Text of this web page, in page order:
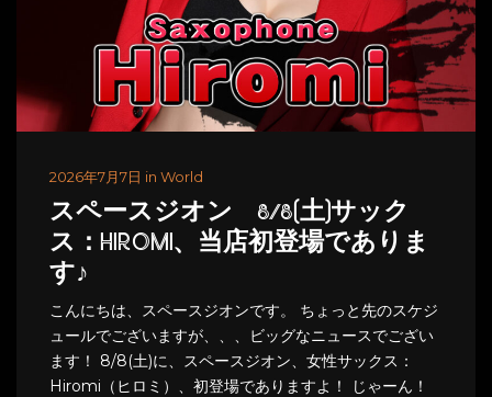
2026年7月7日 in World
スペースジオン 8/8(土)サック
ス：HIROMI、当店初登場でありま
す♪
こんにちは、スペースジオンです。 ちょっと先のスケジ
ュールでございますが、、、ビッグなニュースでござい
ます！ 8/8(土)に、スペースジオン、女性サックス：
Hiromi（ヒロミ）、初登場でありますよ！ じゃーん！